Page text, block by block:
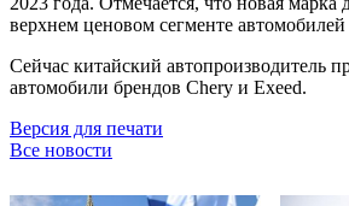
верхнем ценовом сегменте автомобилей
Сейчас китайский автопроизводитель
автомобили брендов Chery и Exeed.
Версия для печати
Все новости